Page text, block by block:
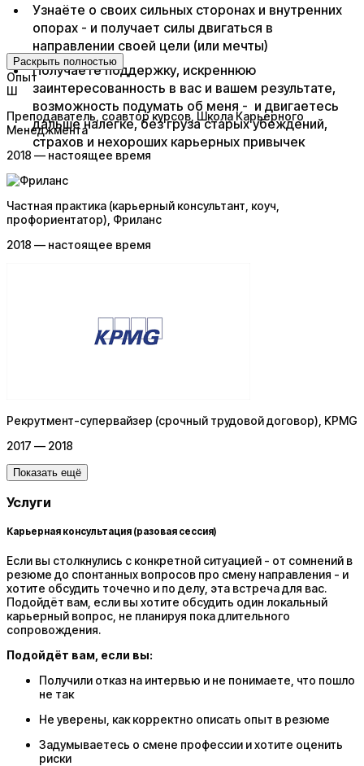
Узнаёте о своих сильных сторонах и внутренних
опорах - и получает силы двигаться в
направлении своей цели (или мечты)
Получаете поддержку, искреннюю
заинтересованность в вас и вашем результате,
возможность подумать об меня - и двигаетесь
дальше налегке, без груза старых убеждений,
страхов и нехороших карьерных привычек
Раскрыть полностью
Опыт
Ш
Преподаватель, соавтор курсов , Школа Карьерного
Менеджмента
2018 — настоящее время
Частная практика (карьерный консультант, коуч,
профориентатор) , Фриланс
2018 — настоящее время
Рекрутмент-супервайзер (срочный трудовой договор) , KPMG
2017 — 2018
Показать ещё
Услуги
Карьерная консультация (разовая сессия)
Если вы столкнулись с конкретной ситуацией - от сомнений в
резюме до спонтанных вопросов про смену направления - и
хотите обсудить точечно и по делу, эта встреча для вас.
Подойдёт вам, если вы хотите обсудить один локальный
карьерный вопрос, не планируя пока длительного
сопровождения.
Подойдёт вам, если вы:
Получили отказ на интервью и не понимаете, что пошло
не так
Не уверены, как корректно описать опыт в резюме
Задумываетесь о смене профессии и хотите оценить
риски